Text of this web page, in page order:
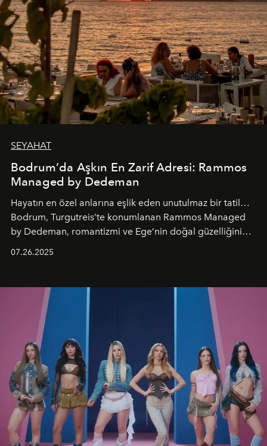
SEYAHAT
Bodrum’da Aşkın En Zarif Adresi: Rammos
Managed by Dedeman
Hayatın en özel anlarına eşlik eden unutulmaz bir tatil…
Bodrum, Turgutreis’te konumlanan Rammos Managed
by Dedeman, romantizmi ve Ege’nin doğal güzelliğini
07.26.2025